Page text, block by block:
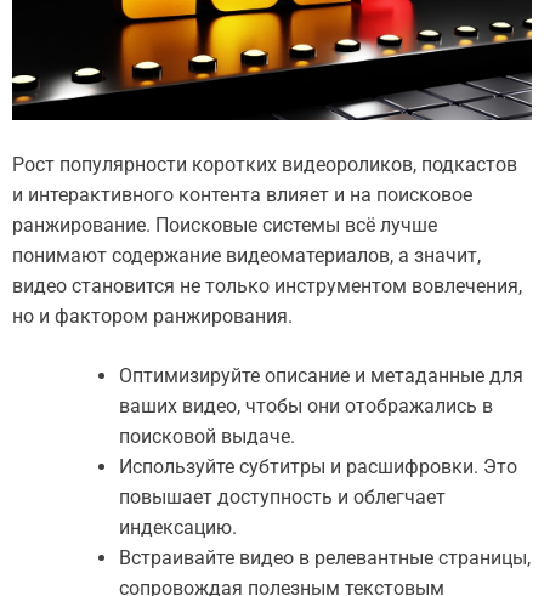
Рост популярности коротких видеороликов, подкастов
и интерактивного контента влияет и на поисковое
ранжирование. Поисковые системы всё лучше
понимают содержание видеоматериалов, а значит,
видео становится не только инструментом вовлечения,
но и фактором ранжирования.
Оптимизируйте описание и метаданные для
ваших видео, чтобы они отображались в
поисковой выдаче.
Используйте субтитры и расшифровки. Это
повышает доступность и облегчает
индексацию.
Встраивайте видео в релевантные страницы,
сопровождая полезным текстовым